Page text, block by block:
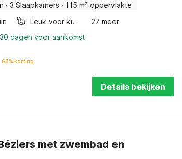
· 3 Slaapkamers · 115 m² oppervlakte
Leuk voor kinderen
27 meer
dagen voor aankomst
65% korting
Details bekijken
met zwembad en